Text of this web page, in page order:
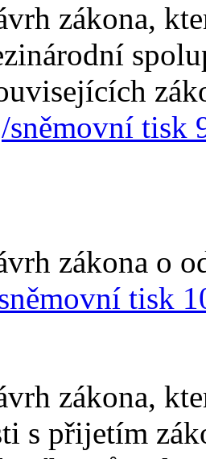
zákona,
/sněmovní tisk
zákona o
tisk
zákona,
s přijetím